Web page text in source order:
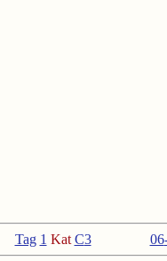
Tag 1 Kat C3 06